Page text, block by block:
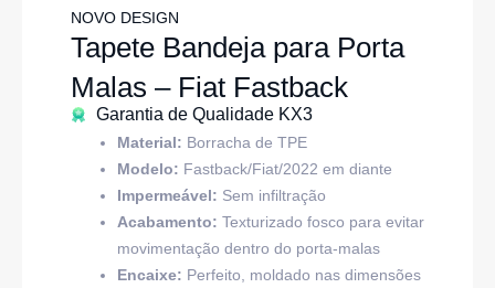
NOVO DESIGN
Tapete Bandeja para Porta
Malas – Fiat Fastback
Garantia de Qualidade KX3
Material: Borracha de TPE
Modelo: Fastback/Fiat/2022 em diante
Impermeável: Sem infiltração
Acabamento: Texturizado fosco para evitar
movimentação dentro do porta-malas
Encaixe: Perfeito, moldado nas dimensões